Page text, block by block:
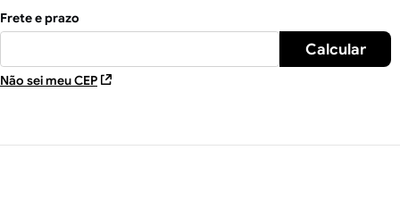
Não sei meu CEP